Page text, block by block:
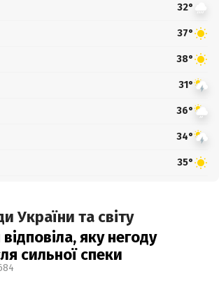
32°
37°
38°
31°
36°
34°
35°
України та світу
яку негоду
сильної спеки